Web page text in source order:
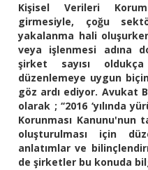
Kişisel Verileri
girmesiyle, çoğu
yakalanma hali
veya işlenmesi adına
şirket sayısı
düzenlemeye uygun
göz ardı ediyor. Avukat
olarak ; ‘‘2016 ‘yılında
Korunması Kanunu'nun
oluşturulması için
anlatımlar ve
de şirketler bu konuda